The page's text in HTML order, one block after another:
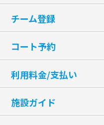
チーム登録
コート予約
利用料金/支払い
施設ガイド